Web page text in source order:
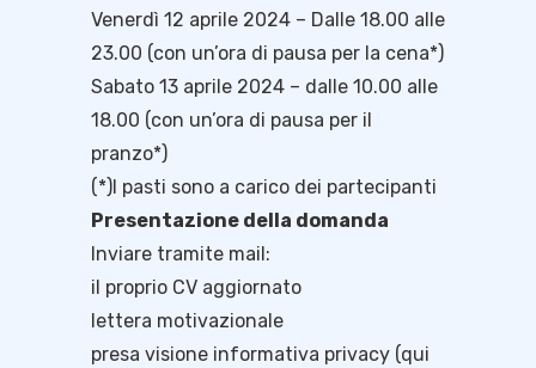
Venerdì 12 aprile 2024 – Dalle 18.00 alle
23.00 (con un’ora di pausa per la cena*)
Sabato 13 aprile 2024 – dalle 10.00 alle
18.00 (con un’ora di pausa per il
pranzo*)
(*)I pasti sono a carico dei partecipanti
Presentazione della domanda
Inviare tramite mail:
il proprio CV aggiornato
lettera motivazionale
presa visione informativa privacy (qui